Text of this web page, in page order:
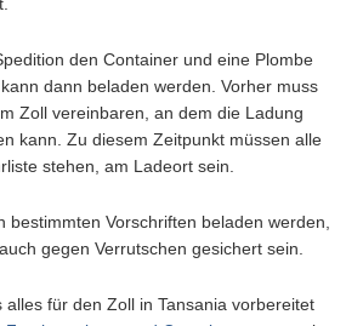
den Container und eine Plombe
dann beladen werden. Vorher muss
Zoll vereinbaren, an dem die Ladung
kann. Zu diesem Zeitpunkt müssen alle
stehen, am Ladeort sein.
bestimmten Vorschriften beladen werden,
gegen Verrutschen gesichert sein.
alles für den Zoll in Tansania vorbereitet